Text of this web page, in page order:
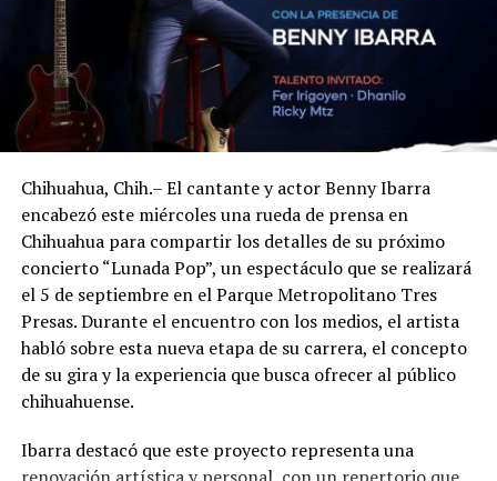
Chihuahua, Chih.– El cantante y actor Benny Ibarra
encabezó este miércoles una rueda de prensa en
Chihuahua para compartir los detalles de su próximo
concierto “Lunada Pop”, un espectáculo que se realizará
el 5 de septiembre en el Parque Metropolitano Tres
Presas. Durante el encuentro con los medios, el artista
habló sobre esta nueva etapa de su carrera, el concepto
de su gira y la experiencia que busca ofrecer al público
chihuahuense.
Ibarra destacó que este proyecto representa una